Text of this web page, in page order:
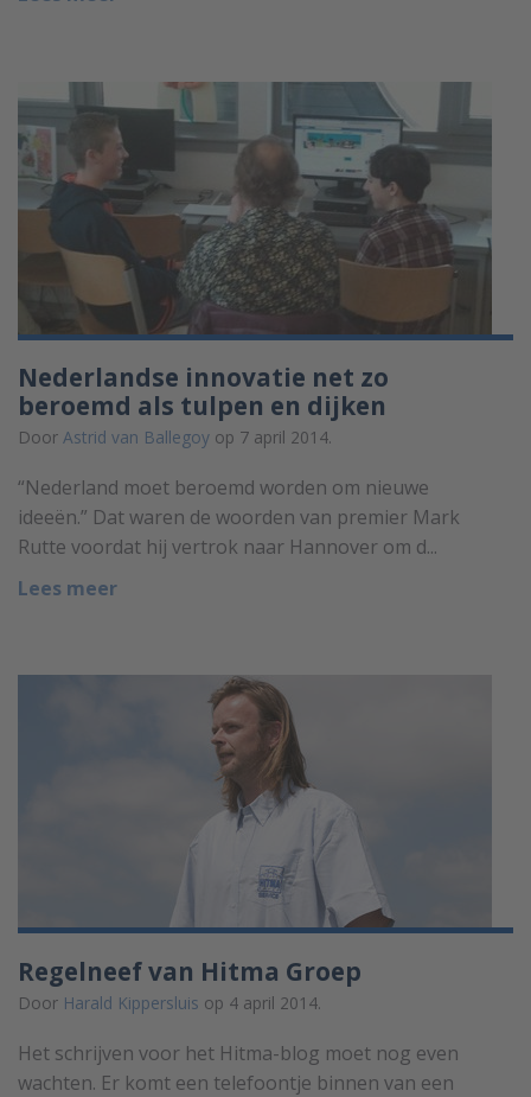
Nederlandse innovatie net zo
beroemd als tulpen en dijken
Door Astrid van Ballegoy op 7 april 2014.
“Nederland moet beroemd worden om nieuwe
ideeën.” Dat waren de woorden van premier Mark
Rutte voordat hij vertrok naar Hannover om d...
Lees meer
Regelneef van Hitma Groep
Door Harald Kippersluis op 4 april 2014.
Het schrijven voor het Hitma-blog moet nog even
wachten. Er komt een telefoontje binnen van een